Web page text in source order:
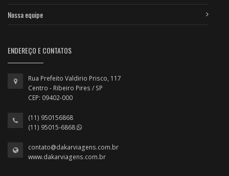
Nossa equipe
ENDEREÇO E CONTATOS
Rua Prefeito Valdirio Prisco, 117
Centro - Ribeiro Pires / SP
CEP: 09402-000
(11) 950156868
(11) 95015-6868
contato@dakarviagens.com.br
www.dakarviagens.com.br